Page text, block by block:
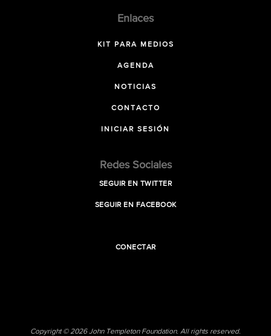
Enlaces
KIT PARA MEDIOS
AGENDA
NOTICIAS
CONTACTO
INICIAR SESIÓN
Redes Sociales
SEGUIR EN TWITTER
SEGUIR EN FACEBOOK
CONECTAR
Copyright © 2026 John Templeton Foundation. All rights reserved.